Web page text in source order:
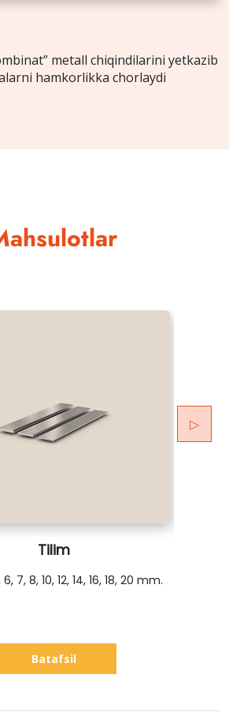
metall chiqindilarini yetkazib
hamkorlikka chorlaydi
Tilim
7, 8, 10, 12, 14, 16, 18, 20 mm.
Batafsil
▷